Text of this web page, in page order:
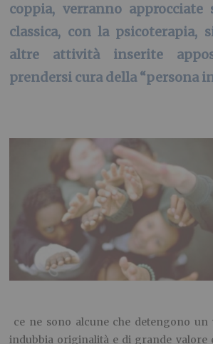
coppia, verranno
classica, con la psicoterapia,
altre attività inserite
prendersi cura della “persona
ce ne sono alcune che detengono
indubbia originalità e di grande valore